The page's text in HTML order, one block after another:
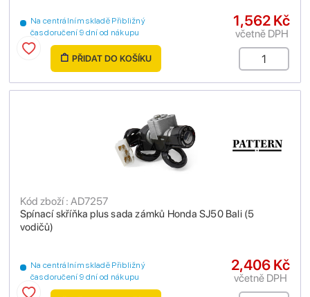
Na centrálním skladě Přibližný
čas doručení 9 dní od nákupu
1,562 Kč
včetně DPH
PŘIDAT DO KOŠÍKU
Spínací skříňka plus sada zámků Honda SJ50 Bali (5
vodičů)
Kód zboží : AD7257
Na centrálním skladě Přibližný
čas doručení 9 dní od nákupu
2,406 Kč
včetně DPH